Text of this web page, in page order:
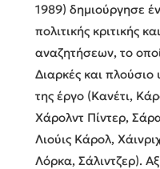
1989) δημιούργησε
πολιτικής κριτικής
αναζητήσεων, το
Διαρκές και
της έργο (Κανέτι,
Χάρολντ Πίντερ,
Λιούις Κάρολ,
Λόρκα, Σάλιντζερ).